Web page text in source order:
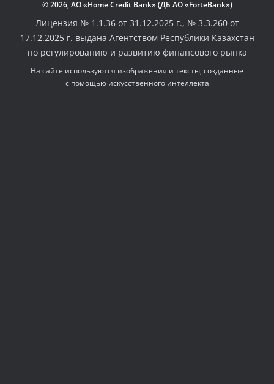
© 2026, АО «Home Credit Bank» (ДБ АО «ForteBank»)
Лицензия № 1.1.36 от 31.12.2025 г., № 3.3.260 от
17.12.2025 г. выдана Агентством Республики Казахстан
по регулированию и развитию финансового рынка
На сайте используются изображения и тексты, созданные
с помощью искусственного интеллекта